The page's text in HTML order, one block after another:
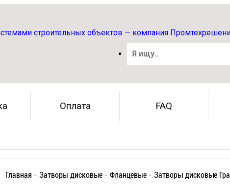
Оплата FAQ
Главная - Затворы дисковые - Фланцевые - Затворы дисковые